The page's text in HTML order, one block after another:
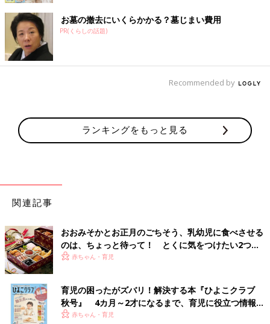
います。今の時代は、心配しすぎる必要はないでしょう。ただ
し、塩分や油分の量には注意を。
気になることが多い「ベビーフード」「赤ちゃんの
栄養」のギモン
食材について聞きました。
が、ママやパパがおいしくないと感じたとすれば、それは避けれ
じることもありますが、塩分はけっして多くありません。ベビー
フードは日本の厳しい基準をクリアしています。心配しすぎず食
べさせてＯＫ。ママやパパの作る負担を考えれば、上手に活用し
ていきましょう。手抜きではなく手間抜きと考えて。
【ギモン】母乳育児の場合、不足しがちな栄養素があるっ
て本当？
お墓の撤去にいくらかかる？墓じまい費用
PR(くらしの話題)
Recommended by
ランキングをもっと見る
関連記事
おおみそかとお正月のごちそう、乳幼児に食べさせる
のは、ちょっと待って！ とくに気をつけたい2つの
食材【管理栄養士】
赤ちゃん・育児
育児の困ったがズバリ！解決する本『ひよこクラブ
秋号』 4カ月～2才になるまで、育児に役立つ情報が
いっぱい！
赤ちゃん・育児